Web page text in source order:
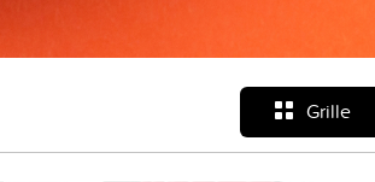
Grille